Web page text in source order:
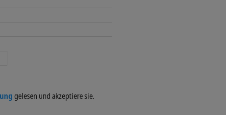
gelesen und akzeptiere sie.